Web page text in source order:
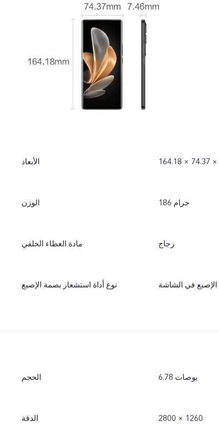
الأبعاد
الوزن 186 جرام
مادة الغطاء الخلفي زجاج
نوع أداة استشعار بصمة الإصبع في الشاشة
الحجم 6.78 بوصات
الدقة 2800 × 1260